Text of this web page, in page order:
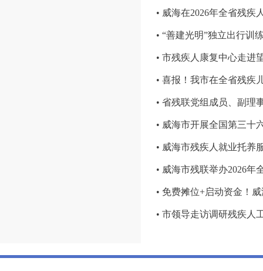
• 威海在2026年全省残
• “善建光明”独立出行训
• 市残疾人康复中心走进
• 喜报！我市在全省残疾
• 省残联党组成员、副理
• 威海市开展全国第三十
• 威海市残疾人就业托养
• 威海市残联举办2026年
• 免费摊位+启动资金！
• 市领导走访调研残疾人